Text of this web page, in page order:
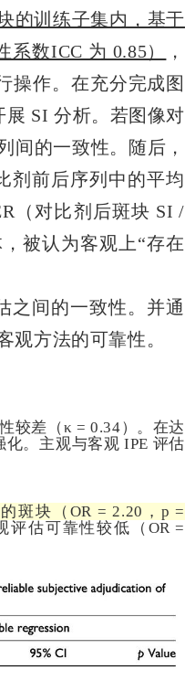
的训练子集内，基于
数ICC 为 0.85）
，
操作。在充分完成图
SI 分析。若图像对
间的一致性。 随后，
剂前后序列中的平均
（对比剂后斑块 SI /
被认为客观上“存在
之间的一致性。并通
观方法的可靠性。
较差（κ = 0.34）。在达
。主观与客观 IPE 评估
斑块 （OR = 2.20，p =
评估可靠性较低（OR =